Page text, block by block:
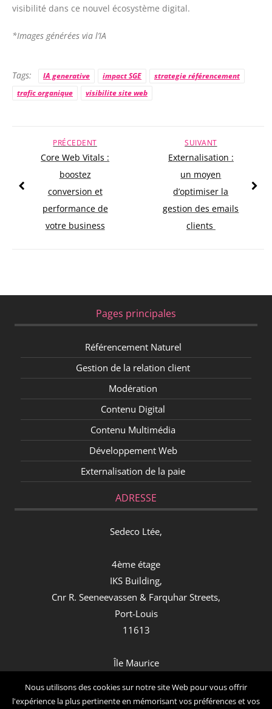
visibilité dans ce nouvel écosystème digital.
*Images générées via l’IA
Tags: IA generative impact SGE
strategie référencement
trafic organique
visibilite site web
SUIVANT
Externalisation :
un moyen
d’optimiser la
gestion des emails
clients
PRÉCEDENT
Core Web Vitals :
boostez
conversion et
performance de
votre business
Pages principales
Référencement Naturel
Gestion de la relation client
Modération
Contenu Digital
Contenu Multimédia
Développement Web
Externalisation de la paie
ADRESSE
Sedeco Ltée,
4ème étage
IKS Building,
Cnr R. Seeneevassen & Farquhar Streets,
Port-Louis
11613
Île Maurice
Contact
Nous utilisons des cookies sur notre site Web pour vous offrir
l'expérience la plus pertinente en mémorisant vos préférences et vos